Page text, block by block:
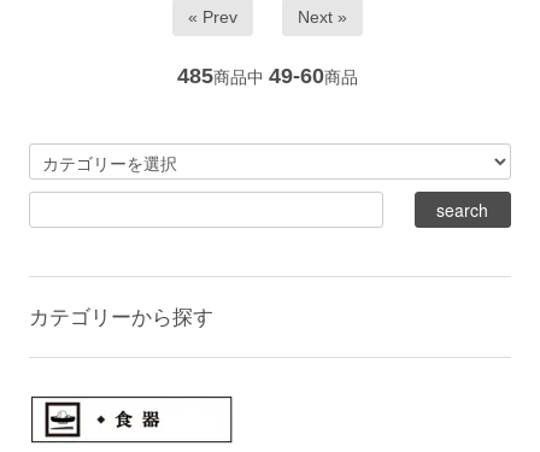
« Prev Next »
485商品中 49-60商品
カテゴリーから探す